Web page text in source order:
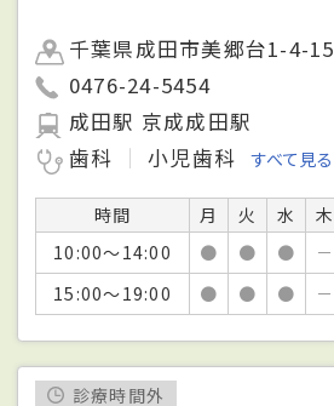
千葉県成田市美郷台1-4-15
0476-24-5454
成田駅 京成成田駅
歯科
小児歯科 すべて見る
時間 月 火 水 木
10:00～14:00
● ● ● －
15:00～19:00
● ● ● －
診療時間外